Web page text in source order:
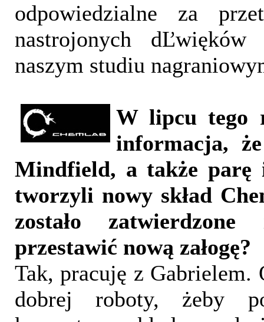
odpowiedzialne za
nastrojonych
naszym studiu
W lipcu tego
informacja,
Mindfield, a także parę
tworzyli nowy skład
zostało
przestawić nową załogę?
Tak, pracuję z Gabrielem.
dobrej roboty, żeby